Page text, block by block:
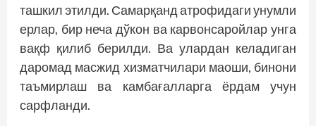
ташкил этилди. Самарқанд атрофидаги унумли
ерлар, бир неча дўкон ва карвонсаройлар унга
вақф қилиб берилди. Ва улардан келадиган
даромад масжид хизматчилари маоши, бинони
таъмирлаш ва камбағалларга ёрдам учун
сарфланди.